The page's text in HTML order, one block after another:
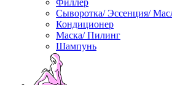
Филлер
Сыворотка/ Эссенция/
Кондиционер
Маска/ Пилинг
Шампунь